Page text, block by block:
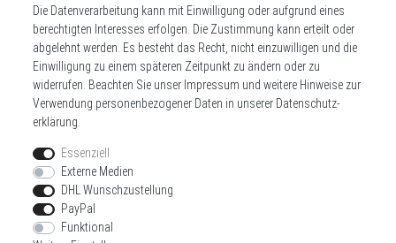
Daten­schutz­erklärung AGB Kontakt
Zahlen sie bequem per
Die Datenverarbeitung kann mit Einwilligung oder aufgrund eines
berechtigten Interesses erfolgen. Die Zustimmung kann erteilt oder
abgelehnt werden. Es besteht das Recht, nicht einzuwilligen und die
Einwilligung zu einem späteren Zeitpunkt zu ändern oder zu
widerrufen. Beachten Sie unser Impressum und weitere Hinweise zur
Verwendung personenbezogener Daten in unserer Daten­schutz­
erklärung
Essenziell
Externe Medien
DHL Wunschzustellung
PayPal
Funktional